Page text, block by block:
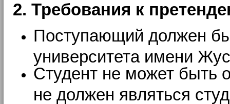
2. Требования к
Поступающий должен
университета имени
Студент не может быть
не должен являться